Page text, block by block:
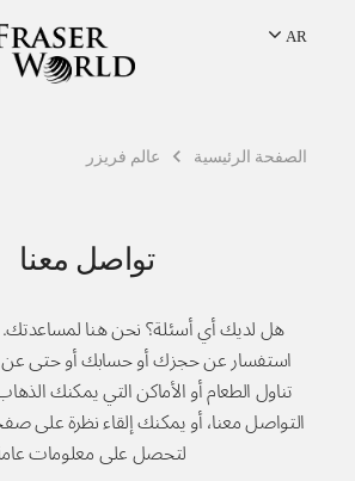
AR
الصفحة الرئيسية عالم فريزر
تواصل معنا
هل لديك أي أسئلة؟ نحن هنا لمساعدتك.
استفسار عن حجزك أو حسابك أو حتى عن
تناول الطعام أو الأماكن التي يمكنك
التواصل معنا، أو يمكنك إلقاء نظرة على
لتحصل على معلومات